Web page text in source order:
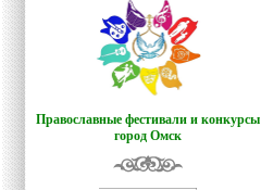
Православные фестивали и конкурсы
город Омск